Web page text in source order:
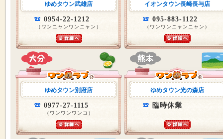
ゆめタウン武雄店
0954-22-1212
（ワンニャンワンニャン）
イオンタウン長崎長与店
095-883-1122
（ワンワンニャンニャン）
ゆめタウン別府店
0977-27-1115
（ワンワンワンコ）
ゆめタウン光の森店
臨時休業